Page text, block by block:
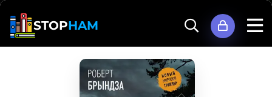
STOPHAM